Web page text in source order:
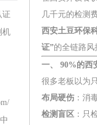
证
机
几千元的检测
西安土豆环保
证”的全链路风
一、 90%的西
很多老板以为
布局硬伤 ：消
检测盲区 ：只